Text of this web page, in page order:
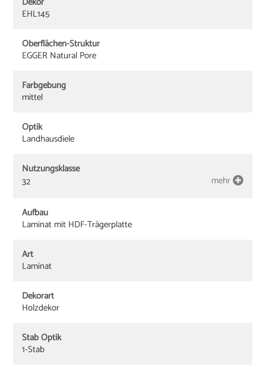
EHL145
Oberflächen-Struktur
EGGER Natural Pore
Farbgebung
mittel
Optik
Landhausdiele
Nutzungsklasse
32
mehr
Aufbau
Laminat mit HDF-Trägerplatte
Art
Laminat
Dekorart
Holzdekor
Stab Optik
1-Stab